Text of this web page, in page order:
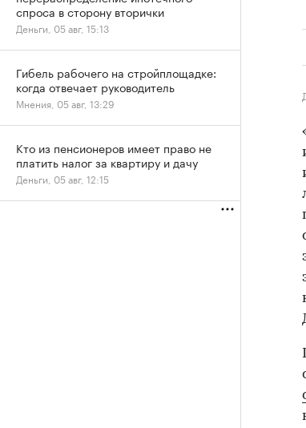
спроса в сторону вторички
Деньги, 05 авг, 15:13
Гибель рабочего на стройплощадке:
когда отвечает руководитель
Мнения, 05 авг, 13:29
Кто из пенсионеров имеет право не
платить налог за квартиру и дачу
Деньги, 05 авг, 12:15